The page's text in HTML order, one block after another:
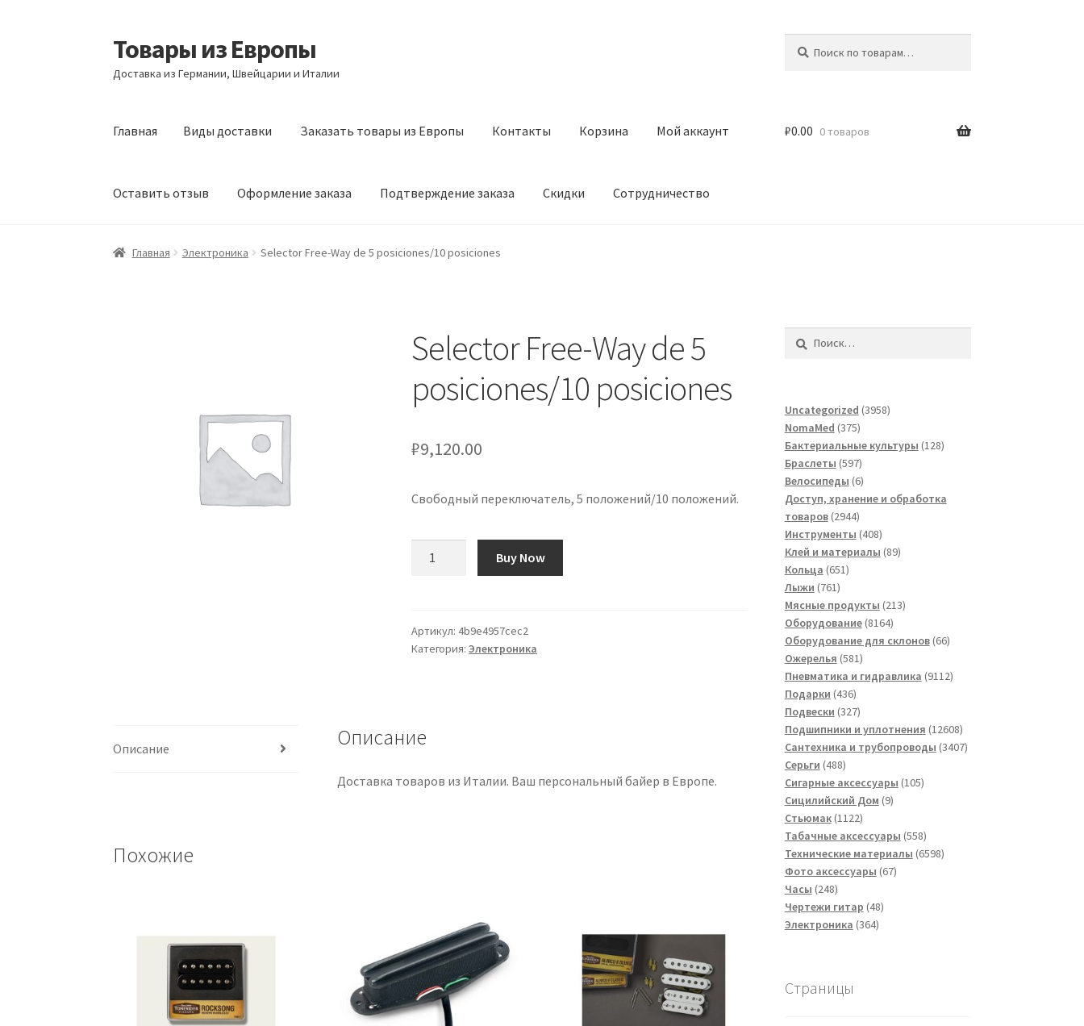
Перейти
к
навигации
Перейти
к
содержимому
Товары из Европы
Доставка из Германии, Швейцарии и Италии
Главная Виды доставки Заказать товары из Европы Контакты Корзина Мой аккаунт
Оставить отзыв Оформление заказа Подтверждение заказа Скидки Сотрудничество
Главная Виды доставки Заказать товары из Европы Контакты
₽0.00 0 товаров
Главная Электроника Selector Free-Way de 5 posiciones/10 posiciones
Selector Free-Way de 5
posiciones/10 posiciones
₽9,120.00
Свободный переключатель, 5 положений/10 положений.
Way
de
Buy Now
Артикул:4b9e4957cec2
Категория:Электроника
Описание Описание
Доставка товаров из Италии. Ваш персональный байер в Европе.
Похожие
Uncategorized 39583958
NomaMed 375375
товаров
Бактериальные культуры 128128
Браслеты 597597
товаров
Велосипеды 66
товаров
Доступ, хранение и обработка
товаров 29442944
товара
Инструменты 408408
товаров
Клей и материалы 8989
Кольца 651651
Лыжи 761761
товар
Мясные продукты 213213
Оборудование 81648164
товара
Оборудование для склонов 6666
Ожерелья 581581
товар
Пневматика и гидравлика 91129112
Подарки 436436
товаров
Подвески 327327
товаров
Подшипники и уплотнения 1260812608
товаров
Сантехника и трубопроводы 34073407
Серьги 488488
товаров
Сигарные аксессуары 105105
Сицилийский Дом 99
Стьюмак 11221122
товара
Табачные аксессуары 558558
товаров
Технические материалы 65986598
Фото аксессуары 6767
Часы 248248
товаров
Чертежи гитар 4848
Электроника 364364
Страницы